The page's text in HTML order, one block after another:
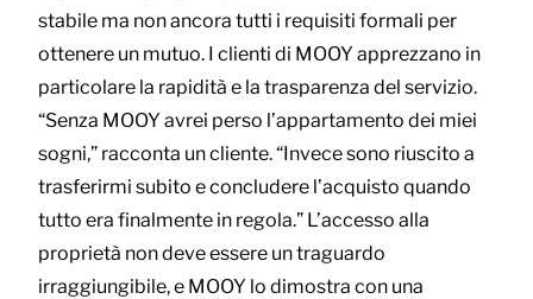
stabile ma non ancora tutti i requisiti formali per
ottenere un mutuo. I clienti di MOOY apprezzano in
particolare la rapidità e la trasparenza del servizio.
“Senza MOOY avrei perso l’appartamento dei miei
sogni,” racconta un cliente. “Invece sono riuscito a
trasferirmi subito e concludere l’acquisto quando
tutto era finalmente in regola.” L’accesso alla
proprietà non deve essere un traguardo
irraggiungibile, e MOOY lo dimostra con una